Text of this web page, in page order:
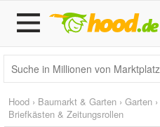
Hood › Baumarkt & Garten › Garten ›
Briefkästen & Zeitungsrollen